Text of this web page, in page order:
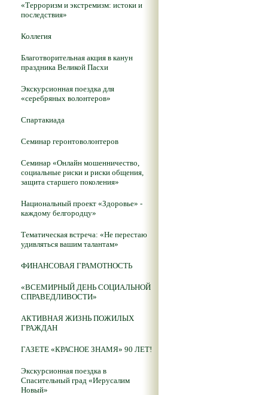
«Терроризм и экстремизм: истоки и
последствия»
Коллегия
Благотворительная акция в канун
праздника Великой Пасхи
Экскурсионная поездка для
«серебряных волонтеров»
Спартакиада
Семинар геронтоволонтеров
Семинар «Онлайн мошенничество,
социальные риски и риски общения,
защита старшего поколения»
Национальный проект «Здоровье» -
каждому белгородцу»
Тематическая встреча: «Не перестаю
удивляться вашим талантам»
ФИНАНСОВАЯ ГРАМОТНОСТЬ
«ВСЕМИРНЫЙ ДЕНЬ СОЦИАЛЬНОЙ
СПРАВЕДЛИВОСТИ»
АКТИВНАЯ ЖИЗНЬ ПОЖИЛЫХ
ГРАЖДАН
ГАЗЕТЕ «КРАСНОЕ ЗНАМЯ» 90 ЛЕТ!
Экскурсионная поездка в
Спасительный град «Иерусалим
Новый»